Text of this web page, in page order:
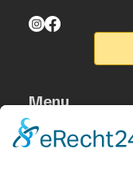
Menu
Home
Produkte